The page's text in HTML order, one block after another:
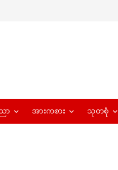
ာ အားကစား သုတစုံ